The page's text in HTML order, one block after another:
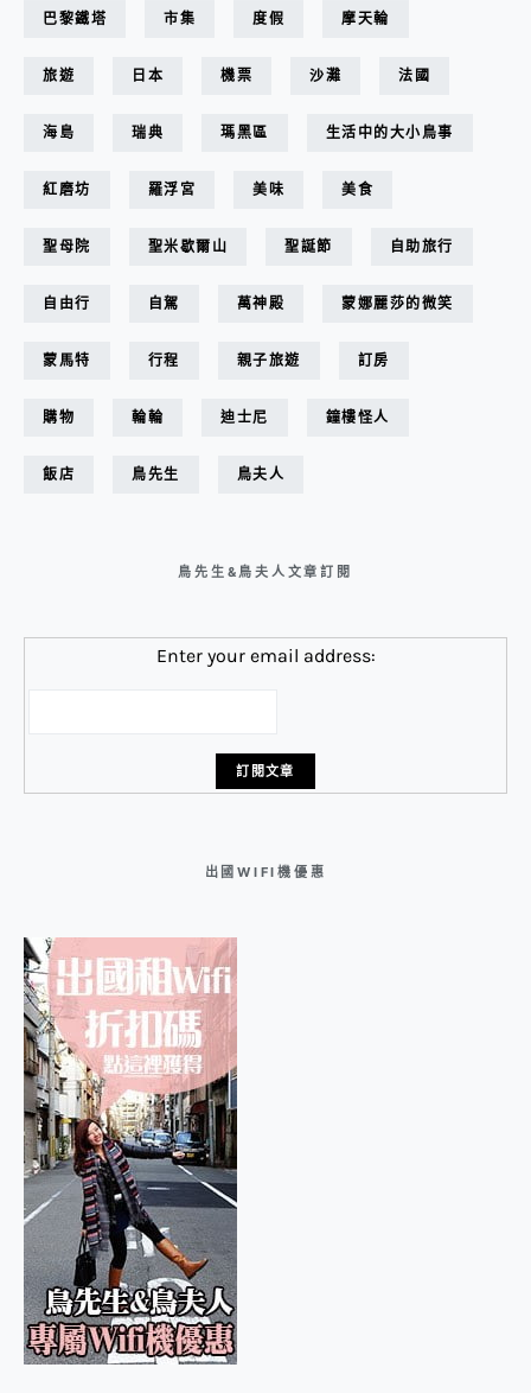
巴黎鐵塔 市集 度假 摩天輪
旅遊 日本 機票 沙灘 法國
海島 瑞典 瑪黑區 生活中的大小鳥事
紅磨坊 羅浮宮 美味 美食
聖母院 聖米歇爾山 聖誕節 自助旅行
自由行 自駕 萬神殿 蒙娜麗莎的微笑
蒙馬特 行程 親子旅遊 訂房
購物 輪輪 迪士尼 鐘樓怪人
飯店 鳥先生 鳥夫人
鳥先生&鳥夫人文章訂閱
Enter your email address:
出國WIFI機優惠